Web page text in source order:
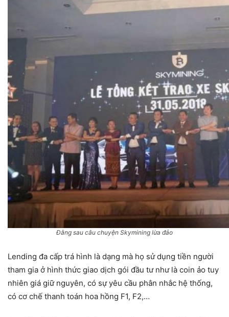
Đằng sau câu chuyện Skymining lừa đảo
Lending đa cấp trá hình là dạng mà họ sử dụng tiền người
tham gia ở hình thức giao dịch gói đầu tư như là coin ảo tuy
nhiên giá giữ nguyên, có sự yêu cầu phân nhắc hệ thống,
có cơ chế thanh toán hoa hồng F1, F2,…